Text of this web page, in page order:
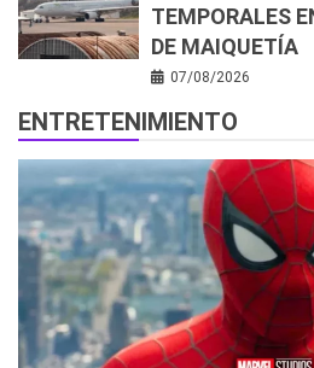
TEMPORALES
DE MAIQUETÍA
07/08/2026
ENTRETENIMIENTO